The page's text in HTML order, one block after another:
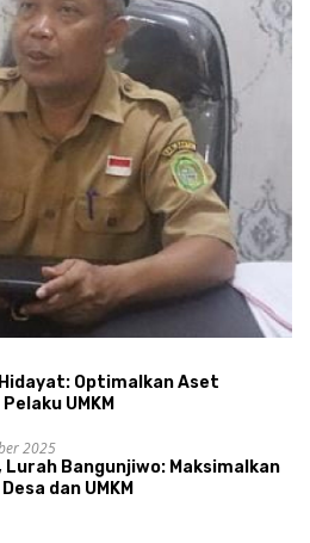
Optimalkan Aset
UMKM
2025
Lurah Bangunjiwo: Maksimalkan
dan UMKM